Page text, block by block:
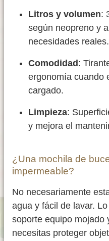
Litros y volumen:
según neopreno y
necesidades reales.
Comodidad :
ergonomía cuando
cargado.
Limpieza:
y mejora el
¿Una mochila de
impermeable?
No necesariamente
agua y fácil de lavar.
soporte equipo mojado
necesitas proteger